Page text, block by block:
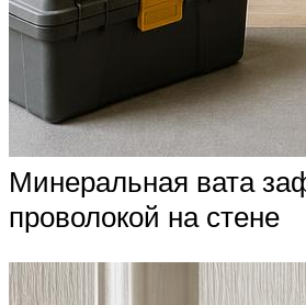
Минеральная вата
проволокой на стене